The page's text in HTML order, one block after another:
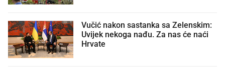
Vučić nakon sastanka sa Zelenskim:
Uvijek nekoga nađu. Za nas će naći
Hrvate